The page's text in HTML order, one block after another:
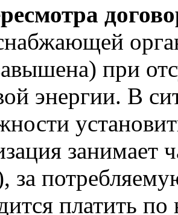
при
энергии. В
занимает
за
платить